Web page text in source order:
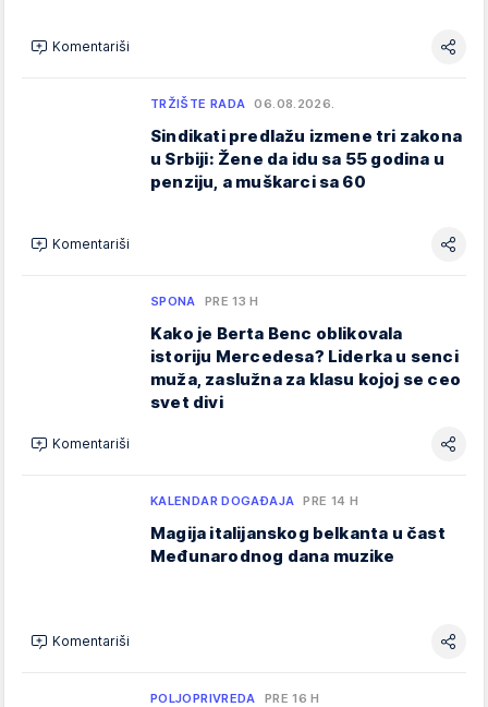
Komentariši
TRŽIŠTE RADA 06.08.2026.
Sindikati predlažu izmene tri zakona
u Srbiji: Žene da idu sa 55 godina u
penziju, a muškarci sa 60
Komentariši
SPONA PRE 13 H
Kako je Berta Benc oblikovala
istoriju Mercedesa? Liderka u senci
muža, zaslužna za klasu kojoj se ceo
svet divi
Komentariši
KALENDAR DOGAĐAJA PRE 14 H
Magija italijanskog belkanta u čast
Međunarodnog dana muzike
Komentariši
POLJOPRIVREDA PRE 16 H